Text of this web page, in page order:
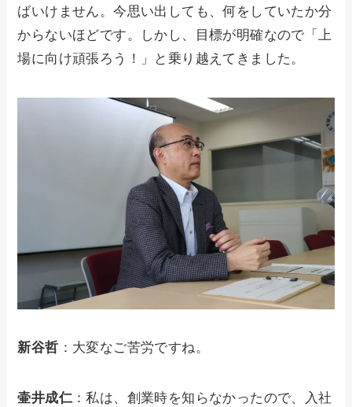
ばいけません。今思い出しても、何をしていたか分
からないほどです。しかし、目標が明確なので「上
場に向け頑張ろう！」と乗り越えてきました。
新谷哲 ：大変なご苦労ですね。
壷井成仁：私は、創業時を知らなかったので、入社